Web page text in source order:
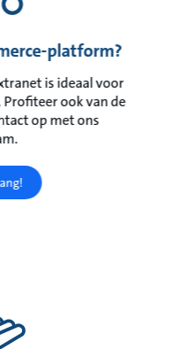
platform?
is ideaal voor
ook van de
op met ons